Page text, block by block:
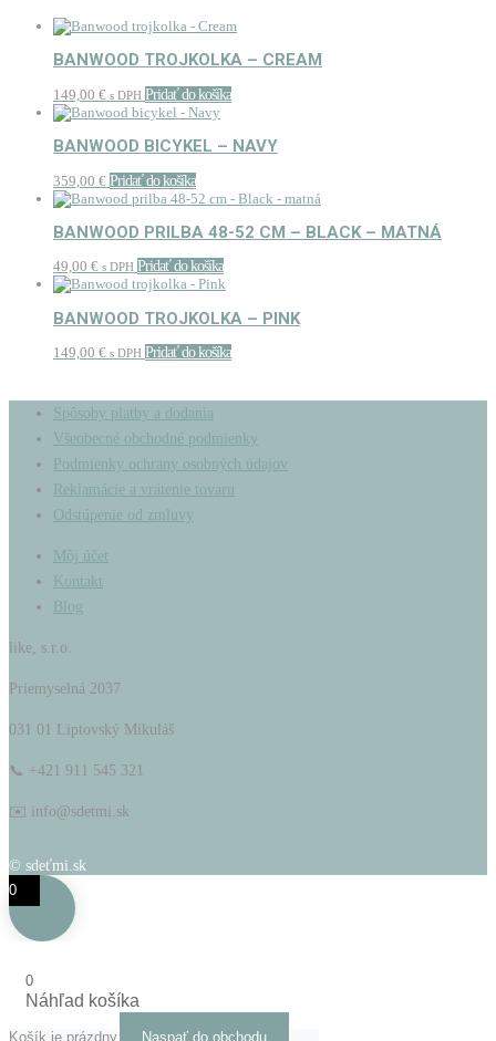
BANWOOD TROJKOLKA – CREAM
149,00 € s DPH Pridať do košíka
BANWOOD BICYKEL – NAVY
359,00 € Pridať do košíka
BANWOOD PRILBA 48-52 CM – BLACK – MATNÁ
49,00 € s DPH Pridať do košíka
BANWOOD TROJKOLKA – PINK
149,00 € s DPH Pridať do košíka
Spôsoby platby a dodania
Všeobecné obchodné podmienky
Podmienky ochrany osobných údajov
Reklamácie a vrátenie tovaru
Odstúpenie od zmluvy
Môj účet
Kontakt
Blog
like, s.r.o.
Priemyselná 2037
031 01 Liptovský Mikuláš
📞 +421 911 545 321
✉️ info@sdetmi.sk
© sdeťmi.sk
0
0
Náhľad košíka
Košík je prázdny Naspať do obchodu